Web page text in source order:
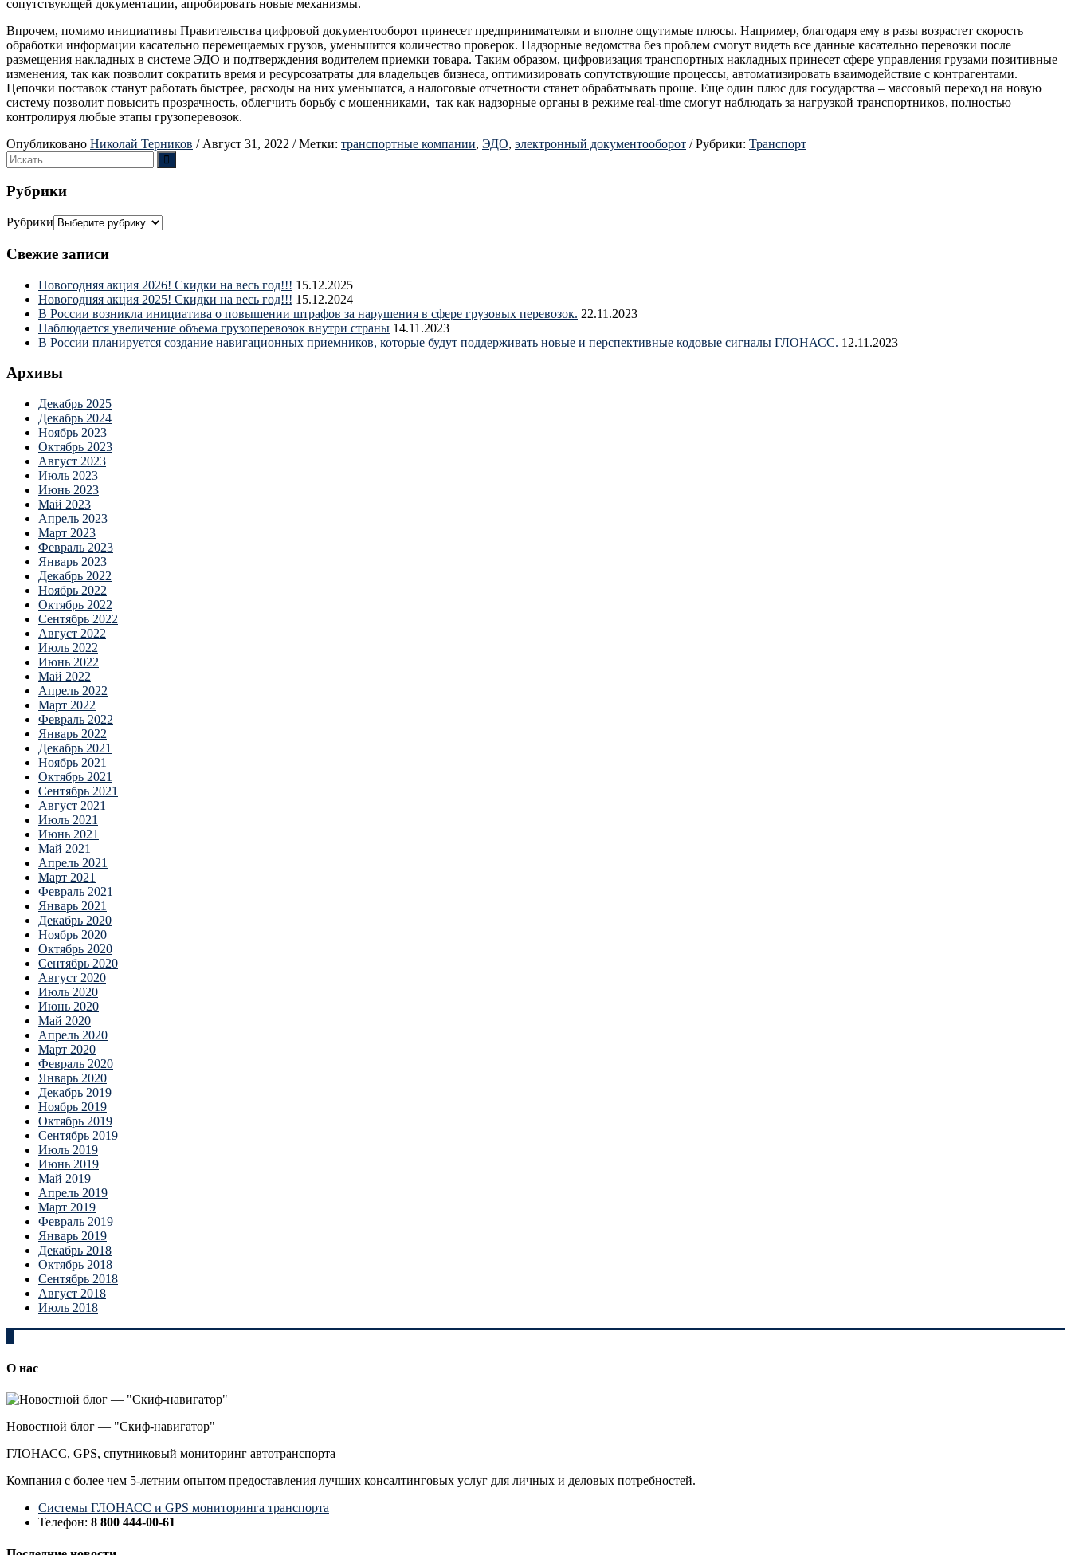
сопутствующей документации, апробировать новые механизмы.
Впрочем, помимо инициативы Правительства цифровой документооборот принесет предпринимателям и вполне ощутимые плюсы. Например, благодаря ему в разы возрастет скорость
обработки информации касательно перемещаемых грузов, уменьшится количество проверок. Надзорные ведомства без проблем смогут видеть все данные касательно перевозки после
размещения накладных в системе ЭДО и подтверждения водителем приемки товара. Таким образом, цифровизация транспортных накладных принесет сфере управления грузами позитивные
изменения, так как позволит сократить время и ресурсозатраты для владельцев бизнеса, оптимизировать сопутствующие процессы, автоматизировать взаимодействие с контрагентами.
Цепочки поставок станут работать быстрее, расходы на них уменьшатся, а налоговые отчетности станет обрабатывать проще. Еще один плюс для государства – массовый переход на новую
систему позволит повысить прозрачность, облегчить борьбу с мошенниками, так как надзорные органы в режиме real-time смогут наблюдать за нагрузкой транспортников, полностью
контролируя любые этапы грузоперевозок.
Опубликовано Николай Терников / Август 31, 2022 / Метки: транспортные компании, ЭДО, электронный документооборот / Рубрики: Транспорт
Рубрики
Рубрики
Свежие записи
Новогодняя акция 2026! Скидки на весь год!!! 15.12.2025
Новогодняя акция 2025! Скидки на весь год!!! 15.12.2024
В России возникла инициатива о повышении штрафов за нарушения в сфере грузовых перевозок. 22.11.2023
Наблюдается увеличение объема грузоперевозок внутри страны 14.11.2023
В России планируется создание навигационных приемников, которые будут поддерживать новые и перспективные кодовые сигналы ГЛОНАСС. 12.11.2023
Архивы
Декабрь 2025
Декабрь 2024
Ноябрь 2023
Октябрь 2023
Август 2023
Июль 2023
Июнь 2023
Май 2023
Апрель 2023
Март 2023
Февраль 2023
Январь 2023
Декабрь 2022
Ноябрь 2022
Октябрь 2022
Сентябрь 2022
Август 2022
Июль 2022
Июнь 2022
Май 2022
Апрель 2022
Март 2022
Февраль 2022
Январь 2022
Декабрь 2021
Ноябрь 2021
Октябрь 2021
Сентябрь 2021
Август 2021
Июль 2021
Июнь 2021
Май 2021
Апрель 2021
Март 2021
Февраль 2021
Январь 2021
Декабрь 2020
Ноябрь 2020
Октябрь 2020
Сентябрь 2020
Август 2020
Июль 2020
Июнь 2020
Май 2020
Апрель 2020
Март 2020
Февраль 2020
Январь 2020
Декабрь 2019
Ноябрь 2019
Октябрь 2019
Сентябрь 2019
Июль 2019
Июнь 2019
Май 2019
Апрель 2019
Март 2019
Февраль 2019
Январь 2019
Декабрь 2018
Октябрь 2018
Сентябрь 2018
Август 2018
Июль 2018
О нас
Новостной блог — "Скиф-навигатор"
ГЛОНАСС, GPS, спутниковый мониторинг автотранспорта
Компания с более чем 5-летним опытом предоставления лучших консалтинговых услуг для личных и деловых потребностей.
Системы ГЛОНАСС и GPS мониторинга транспорта
Телефон: 8 800 444-00-61